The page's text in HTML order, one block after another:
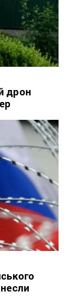
дрон